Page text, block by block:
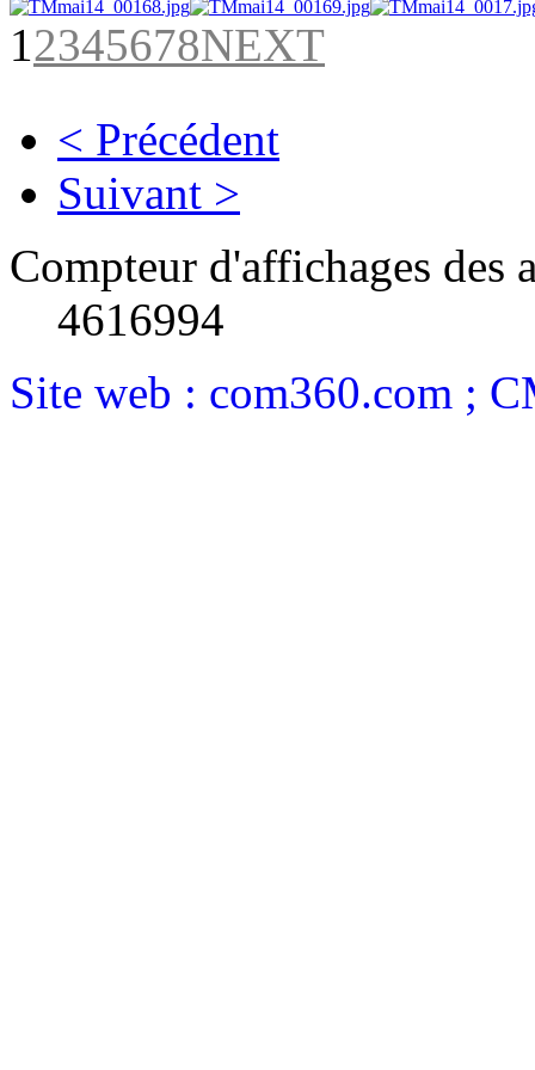
12345678NEXT
< Précédent
Suivant >
Compteur d'affichages des
4616994
Site web : com360.com ;